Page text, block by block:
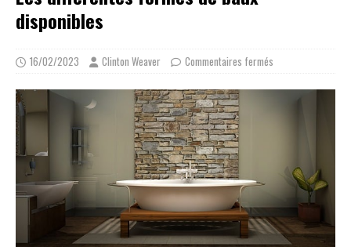
disponibles
16/02/2023 Clinton Weaver Commentaires fermés